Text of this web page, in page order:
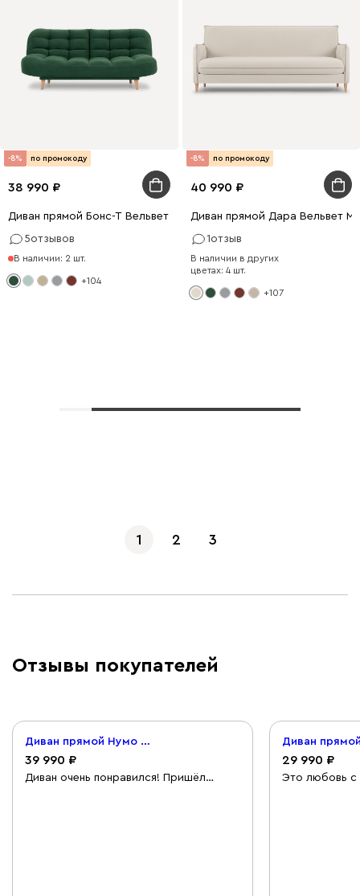
-8% по промокоду
38 990
Диван прямой Бонс-Т Вельвет Зеленый
5отзывов
В наличии: 2 шт.
+104
-8% по промокоду
40 990
Диван прямой Дара Вельвет
1отзыв
В наличии в других
цветах: 4 шт.
+107
1 2 3
Отзывы покупателей
Диван прямой Нумо Велюр Оливковый
39 990
Диван очень понравился! Пришёл
29 990
Это любовь с